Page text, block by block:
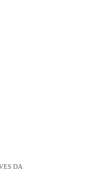
DA